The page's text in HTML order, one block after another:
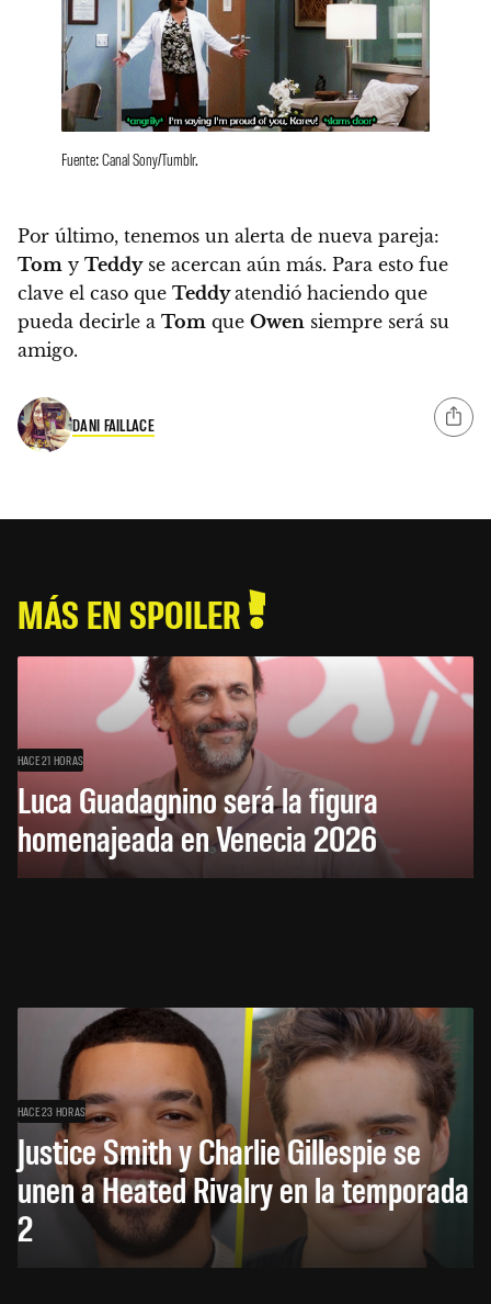
Fuente: Canal Sony/Tumblr.
Por último, tenemos un alerta de nueva pareja:
Tom y Teddyse acercan aún más. Para esto fue
clave el caso que Teddyatendió haciendo que
pueda decirle a Tom que Owen siempre será su
amigo.
DANI FAILLACE
MÁS EN SPOILER
HACE 21 HORAS
Luca Guadagnino será la figura
homenajeada en Venecia 2026
HACE 23 HORAS
Justice Smith y Charlie Gillespie se
unen a Heated Rivalry en la temporada
2